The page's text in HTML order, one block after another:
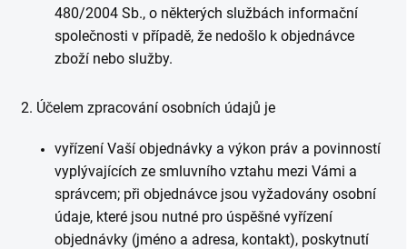
480/2004 Sb., o některých službách informační
společnosti v případě, že nedošlo k objednávce
zboží nebo služby.
2. Účelem zpracování osobních údajů je
vyřízení Vaší objednávky a výkon práv a povinností
vyplývajících ze smluvního vztahu mezi Vámi a
správcem; při objednávce jsou vyžadovány osobní
údaje, které jsou nutné pro úspěšné vyřízení
objednávky (jméno a adresa, kontakt), poskytnutí